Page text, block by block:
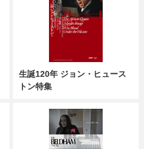
生誕120年 ジョン・ヒュース
トン特集